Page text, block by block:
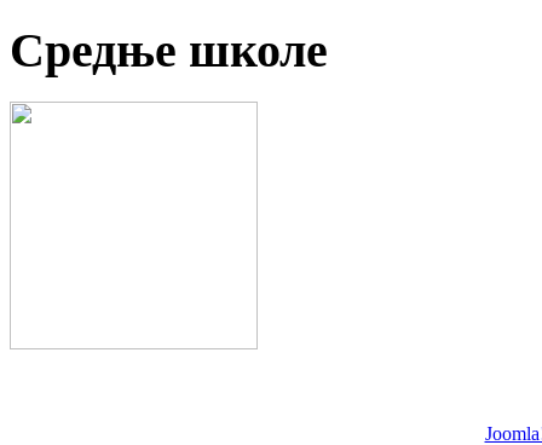
Средње школе